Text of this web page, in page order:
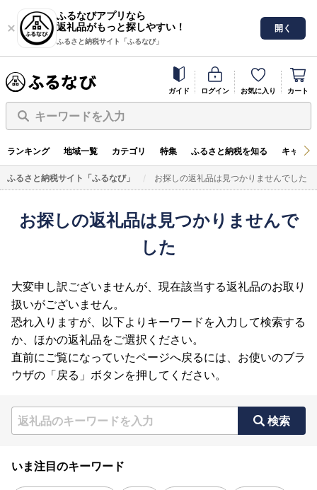
ふるなびアプリなら
返礼品がもっと探しやすい！
ふるさと納税サイト「ふるなび」
開く
ガイド ログイン お気に入り カート
キーワードを入力
ランキング 地域一覧 カテゴリ 特集 ふるさと納税を知る キャン
ふるさと納税サイト「ふるなび」 お探しの返礼品は見つかりませんでした
お探しの返礼品は見つかりませんで
した
大変申し訳ございませんが、現在該当する返礼品のお取り
扱いがございません。
恐れ入りますが、以下よりキーワードを入力して検索する
か、ほかの返礼品をご選択ください。
直前にご覧になっていたページへ戻るには、お使いのブラ
ウザの「戻る」ボタンを押してください。
検索
いま注目のキーワード